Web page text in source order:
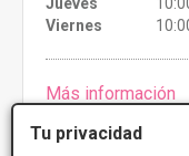
Tu privacidad
Viernes
Más información